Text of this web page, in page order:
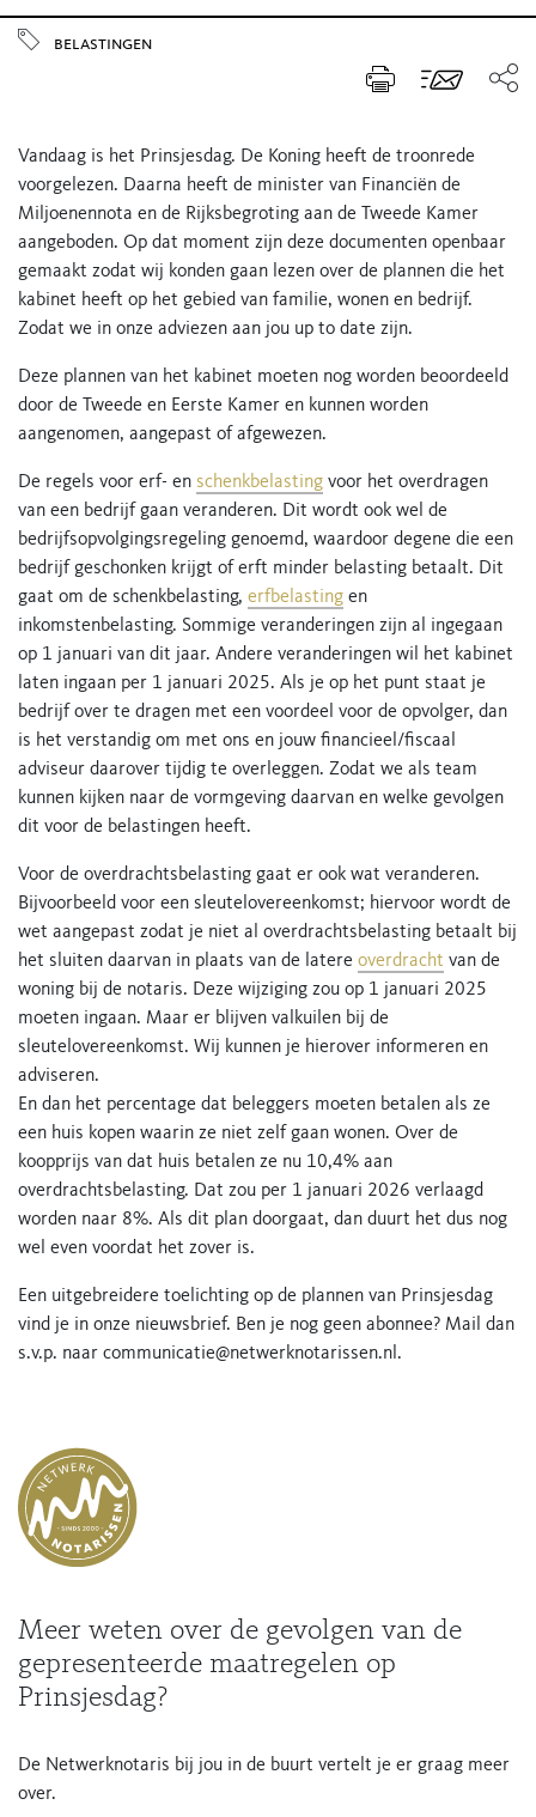
belastingen
Vandaag is het Prinsjesdag. De Koning heeft de troonrede
voorgelezen. Daarna heeft de minister van Financiën de
Miljoenennota en de Rijksbegroting aan de Tweede Kamer
aangeboden. Op dat moment zijn deze documenten openbaar
gemaakt zodat wij konden gaan lezen over de plannen die het
kabinet heeft op het gebied van familie, wonen en bedrijf.
Zodat we in onze adviezen aan jou up to date zijn.
Deze plannen van het kabinet moeten nog worden beoordeeld
door de Tweede en Eerste Kamer en kunnen worden
aangenomen, aangepast of afgewezen.
De regels voor erf- en schenkbelasting voor het overdragen
van een bedrijf gaan veranderen. Dit wordt ook wel de
bedrijfsopvolgingsregeling genoemd, waardoor degene die een
bedrijf geschonken krijgt of erft minder belasting betaalt. Dit
gaat om de schenkbelasting, erfbelasting en
inkomstenbelasting. Sommige veranderingen zijn al ingegaan
op 1 januari van dit jaar. Andere veranderingen wil het kabinet
laten ingaan per 1 januari 2025. Als je op het punt staat je
bedrijf over te dragen met een voordeel voor de opvolger, dan
is het verstandig om met ons en jouw financieel/fiscaal
adviseur daarover tijdig te overleggen. Zodat we als team
kunnen kijken naar de vormgeving daarvan en welke gevolgen
dit voor de belastingen heeft.
Voor de overdrachtsbelasting gaat er ook wat veranderen.
Bijvoorbeeld voor een sleutelovereenkomst; hiervoor wordt de
wet aangepast zodat je niet al overdrachtsbelasting betaalt bij
het sluiten daarvan in plaats van de latere overdracht van de
woning bij de notaris. Deze wijziging zou op 1 januari 2025
moeten ingaan. Maar er blijven valkuilen bij de
sleutelovereenkomst. Wij kunnen je hierover informeren en
adviseren.
En dan het percentage dat beleggers moeten betalen als ze
een huis kopen waarin ze niet zelf gaan wonen. Over de
koopprijs van dat huis betalen ze nu 10,4% aan
overdrachtsbelasting. Dat zou per 1 januari 2026 verlaagd
worden naar 8%. Als dit plan doorgaat, dan duurt het dus nog
wel even voordat het zover is.
Een uitgebreidere toelichting op de plannen van Prinsjesdag
vind je in onze nieuwsbrief. Ben je nog geen abonnee? Mail dan
s.v.p. naar communicatie@netwerknotarissen.nl.
Meer weten over de gevolgen van de
gepresenteerde maatregelen op
Prinsjesdag?
De Netwerknotaris bij jou in de buurt vertelt je er graag meer
over.